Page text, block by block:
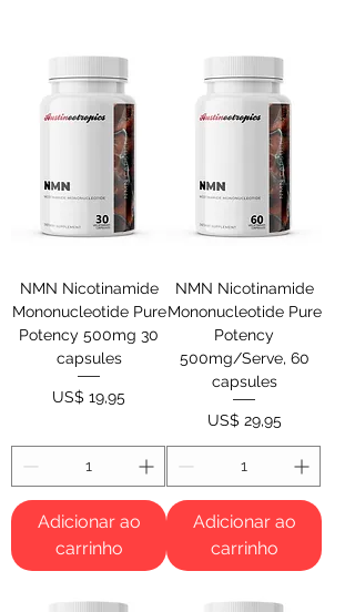
NMN Nicotinamide
Mononucleotide Pure
Potency 500mg 30
capsules
Preço
US$ 19,95
Adicionar ao
carrinho
NMN Nicotinamide
Mononucleotide Pure
Potency
500mg/Serve, 60
capsules
Preço
US$ 29,95
Adicionar ao
carrinho